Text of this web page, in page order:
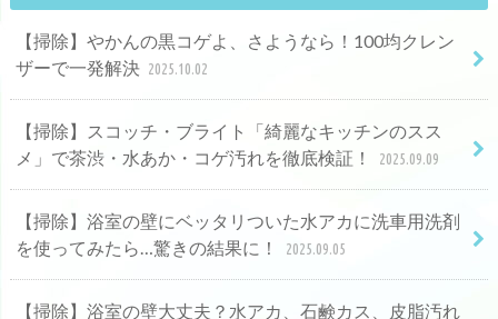
【掃除】やかんの黒コゲよ、さようなら！100均クレン
ザーで一発解決 2025.10.02
【掃除】スコッチ・ブライト「綺麗なキッチンのスス
メ」で茶渋・水あか・コゲ汚れを徹底検証！
2025.09.09
【掃除】浴室の壁にベッタリついた水アカに洗車用洗剤
を使ってみたら…驚きの結果に！
2025.09.05
【掃除】浴室の壁大丈夫？水アカ、石鹸カス、皮脂汚れ